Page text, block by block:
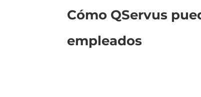
Cómo QServus
empleados